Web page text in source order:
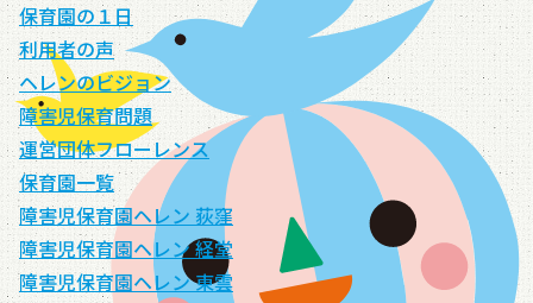
保育園の１日
利用者の声
ヘレンのビジョン
障害児保育問題
運営団体フローレンス
保育園一覧
障害児保育園ヘレン 荻窪
障害児保育園ヘレン 経堂
障害児保育園ヘレン 東雲